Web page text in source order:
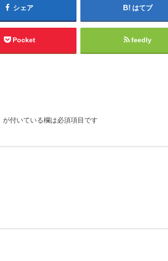
シェア はてブ
Pocket feedly
が付いている欄は必須項目です